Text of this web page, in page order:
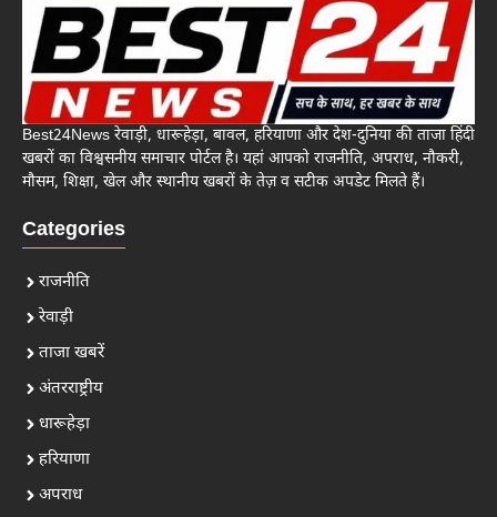
Best24News रेवाड़ी, धारूहेड़ा, बावल, हरियाणा और देश-दुनिया की ताजा हिंदी
खबरों का विश्वसनीय समाचार पोर्टल है। यहां आपको राजनीति, अपराध, नौकरी,
मौसम, शिक्षा, खेल और स्थानीय खबरों के तेज़ व सटीक अपडेट मिलते हैं।
Categories
राजनीति
रेवाड़ी
ताजा खबरें
अंतरराष्ट्रीय
धारूहेड़ा
हरियाणा
अपराध